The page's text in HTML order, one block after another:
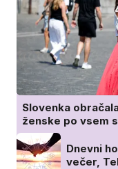
Slovenka
ženske po vsem
Dnevni
večer,